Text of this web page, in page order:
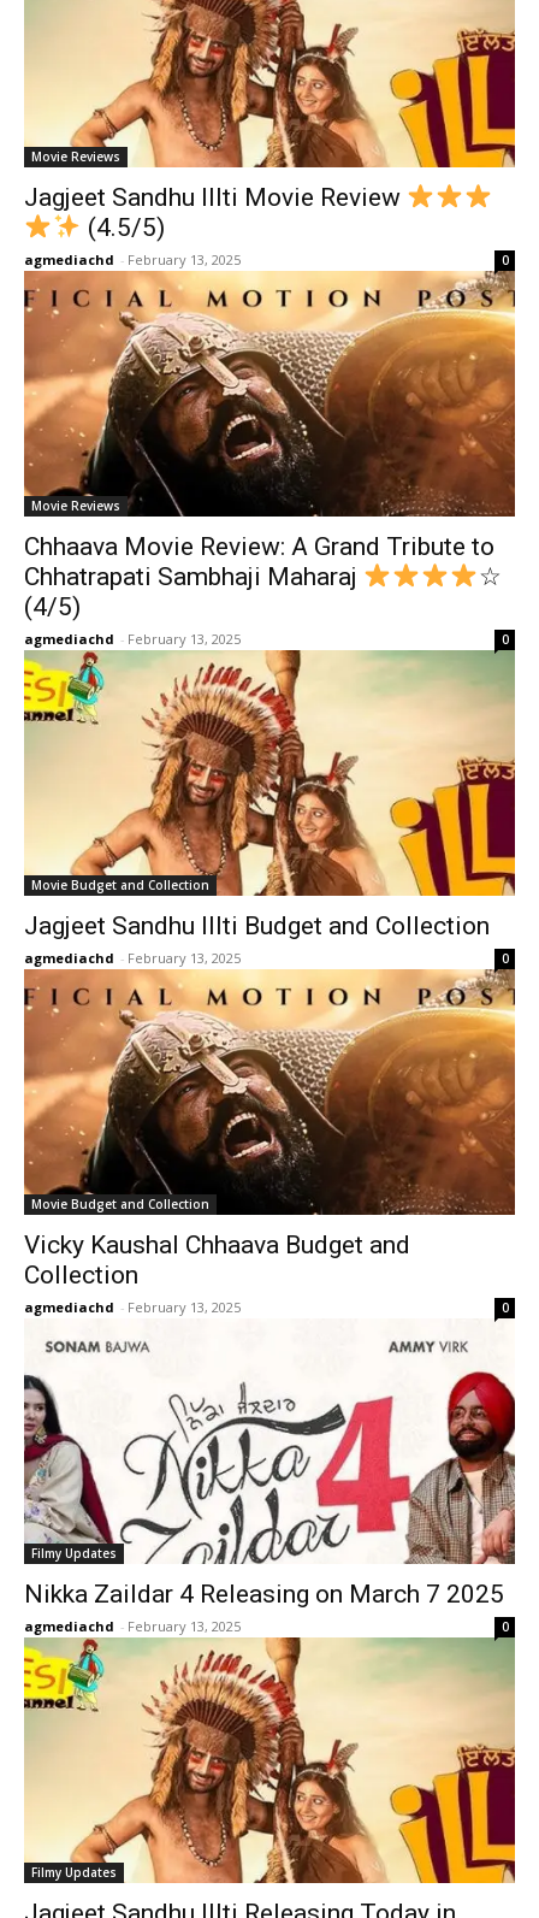
Movie Reviews
Jagjeet Sandhu Illti Movie Review
(4.5/5)
agmediachd - February 13, 2025 0
Movie Reviews
Chhaava Movie Review: A Grand Tribute to
Chhatrapati Sambhaji Maharaj
☆
(4/5)
agmediachd - February 13, 2025 0
Movie Budget and Collection
Jagjeet Sandhu Illti Budget and Collection
agmediachd - February 13, 2025 0
Movie Budget and Collection
Vicky Kaushal Chhaava Budget and
Collection
agmediachd - February 13, 2025 0
Filmy Updates
Nikka Zaildar 4 Releasing on March 7 2025
agmediachd - February 13, 2025 0
Filmy Updates